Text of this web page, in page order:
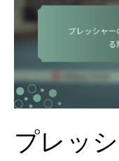
プレッ